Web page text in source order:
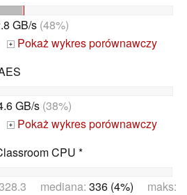
GB/s(48%)
+
Pokaż wykres porównawczy
GB/s (38%)
+
Pokaż wykres porównawczy
CPU *
mediana: 336 (4%) maks: